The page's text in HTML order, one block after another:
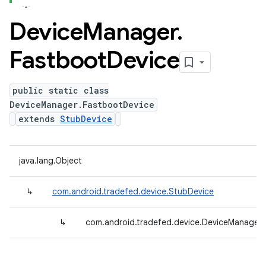
DeviceManager.
FastbootDevice
public static class
DeviceManager.FastbootDevice
extends StubDevice
java.lang.Object
↳ com.android.tradefed.device.StubDevice
↳